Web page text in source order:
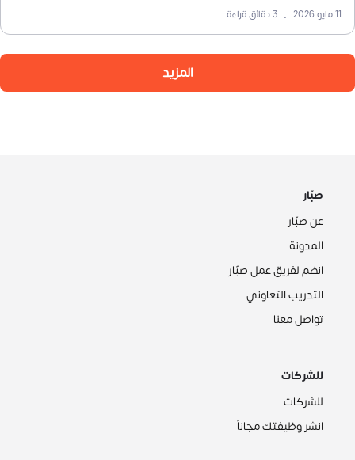
11 مايو 2026 •
3دقائق قراءة
المزيد
صبّار
عن صبّار
المدونة
انضم لفريق عمل صبّار
التدريب التعاوني
تواصل معنا
للشركات
للشركات
انشر وظيفتك مجاناً